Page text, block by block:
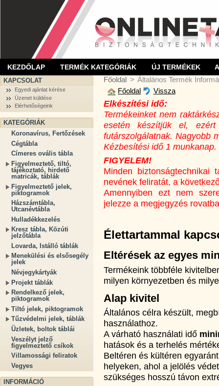
KEZDŐLAP TERMÉK KATEGÓRIÁK ÚJ TERMÉKEK
KAPCSOLAT
Egyedi ajánlat kérése
Üzenet küldése
Elérhetőségeink
KATEGÓRIÁK
Koronavírus, Fertőzések
Cégtábla
Címeres ovális tábla
Figyelmeztető, tiltó,
tájékoztató, hirdető
matricák, táblák
Figyelmeztető jelek,
piktogramok
Házszámtábla,
Utcanévtábla
Hulladékkezelés
Kresz tábla, Közúti
jelzőtábla
Lovarda, Istálló táblák
Menekülési és elsősegély
jelek
Névjegykártyák
Projekt táblák
Rendelkező jelek,
piktogramok
Tiltó jelek, piktogramok
Tűzvédelmi jelek, táblák
Üzletek, boltok táblái
Veszélyt jelző
figyelmeztető csíkok
Villamossági feliratok
Vegyes
INFORMÁCIÓ
Főoldal > Általános Termék
Főoldal
Vissza
Elkészítési idő:
Termékeinket nem
esetén készítjük el,
futárszolgálatnak. Nagyobb
Kézbesítési idő 1 munkanap.
FIGYELEM!
Minden biztonságtechnikai
nevének feliratát, a
Amennyiben ezt nem
jelezze a megjegyzés
Élettartammal
Eltérések az egyes
Termékeink többféle
milyen környezetben és
Alap kivitel
Általános célra készült,
használathoz.
A várható használati idő
hatások és a terhelés
Beltéren és kültéren
helyeken, ahol a jelölés
szükséges hosszú távon